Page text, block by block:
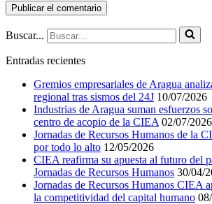
Buscar...
Entradas recientes
Gremios empresariales de Aragua
regional tras sismos del 24J 10/07/2026
Industrias de Aragua suman esfuerzos
centro de acopio de la CIEA 02/07/2026
Jornadas de Recursos Humanos de la
por todo lo alto 12/05/2026
CIEA reafirma su apuesta al futuro del
Jornadas de Recursos Humanos 30/04/
Jornadas de Recursos Humanos CIEA
la competitividad del capital humano